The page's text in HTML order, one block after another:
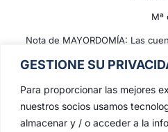
GESTIONE SU
Para proporcionar las mejores
nuestros socios usamos
almacenar y / o acceder a la
Mª
Nota de MAYORDOMÍA: Las
Reglas, pudiendo consultarse
Hermandad mediante cita previa
mayordomia@hermandad-